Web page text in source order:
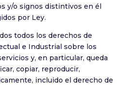
y/o signos distintivos en él
por Ley.
todos los derechos de
e Industrial sobre los
y, en particular, queda
copiar, reproducir,
incluido el derecho de